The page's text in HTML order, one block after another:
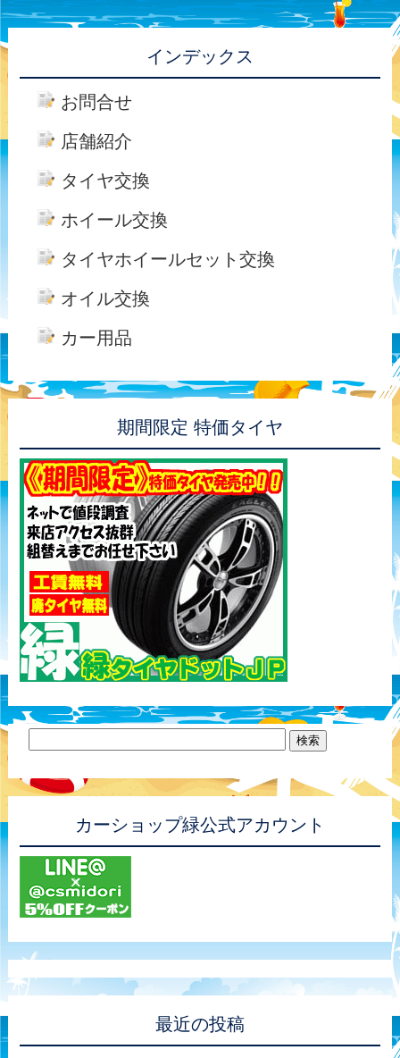
インデックス
お問合せ
店舗紹介
タイヤ交換
ホイール交換
タイヤホイールセット交換
オイル交換
カー用品
期間限定 特価タイヤ
カーショップ緑公式アカウント
最近の投稿